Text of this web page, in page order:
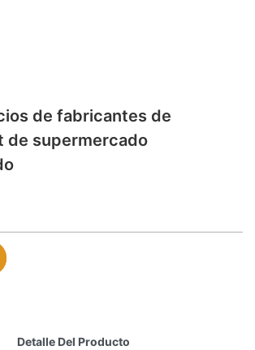
de fabricantes de
de supermercado
Detalle Del Producto